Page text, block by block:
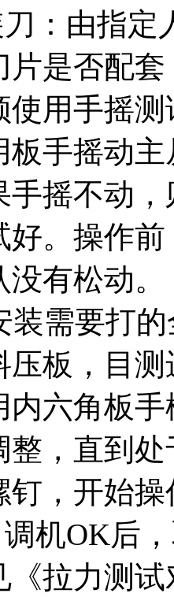
由指定
片是否配
使用手摇
板手摇动
手摇不动
好。操作
有松动。
需要打的
压板，目
内六角板
整，直到
钉，开始操
OK后，
《拉力测